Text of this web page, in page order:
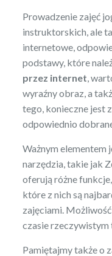
Prowadzenie zajęć
instruktorskich, ale
internetowe,
podstawy, które
przez internet,
wyraźny obraz, a
tego, konieczne jest
odpowiednio
Ważnym elementem
narzędzia, takie jak
oferują różne
które z nich są
zajęciami.
czasie rzeczywistym
Pamiętajmy także o